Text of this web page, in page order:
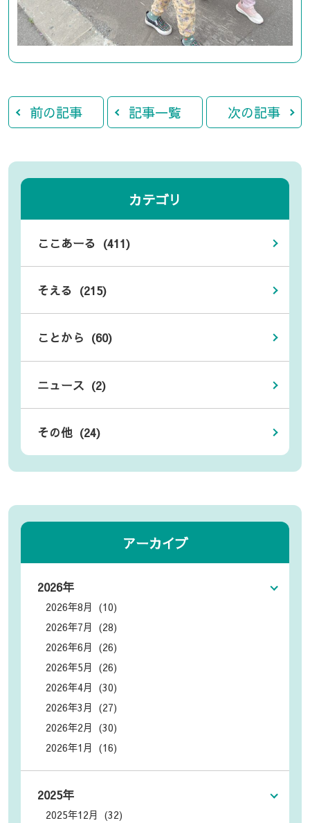
前の記事 記事一覧 次の記事
カテゴリ
ここあーる (411)
そえる (215)
ことから (60)
ニュース (2)
その他 (24)
アーカイブ
2026年
2026年8月 (10)
2026年7月 (28)
2026年6月 (26)
2026年5月 (26)
2026年4月 (30)
2026年3月 (27)
2026年2月 (30)
2026年1月 (16)
2025年
2025年12月 (32)